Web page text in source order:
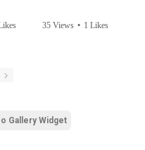
35 Views • 1 Likes
Gallery Widget